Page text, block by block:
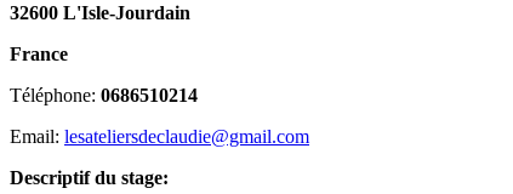
32600 L'Isle-Jourdain
France
Téléphone: 0686510214
Email: lesateliersdeclaudie@gmail.com
Descriptif du stage: